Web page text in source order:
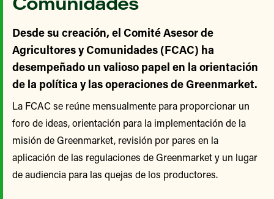
Desde su creación, el Comité Asesor de
Agricultores y Comunidades (FCAC) ha
desempeñado un valioso papel en la orientación
de la política y las operaciones de Greenmarket.
La FCAC se reúne mensualmente para proporcionar un
foro de ideas, orientación para la implementación de la
misión de Greenmarket, revisión por pares en la
aplicación de las regulaciones de Greenmarket y un lugar
de audiencia para las quejas de los productores.